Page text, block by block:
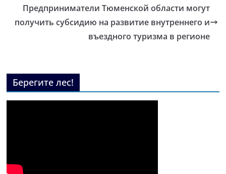
Предприниматели Тюменской области могут
получить субсидию на развитие внутреннего и
въездного туризма в регионе
Берегите лес!